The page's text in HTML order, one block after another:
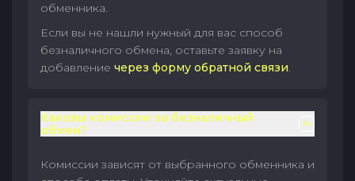
обменника.
Если вы не нашли нужный для вас способ
безналичного обмена, оставьте заявку на
добавление через форму обратной связи.
Каковы комиссии за безналичный
обмен?
Комиссии зависят от выбранного обменника и